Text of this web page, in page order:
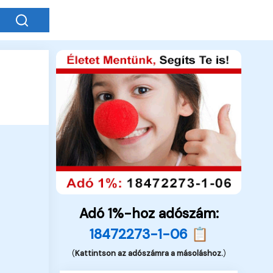
Adó 1%-hoz adószám:
18472273-1-06 📋
(Kattintson az adószámra a másoláshoz.)